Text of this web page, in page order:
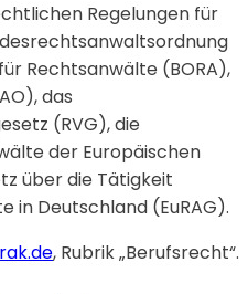
Regelungen für
Rechtsanwälte (BORA),
das
(RVG), die
der Europäischen
über die Tätigkeit
in Deutschland (EuRAG).
, Rubrik „Berufsrecht“.